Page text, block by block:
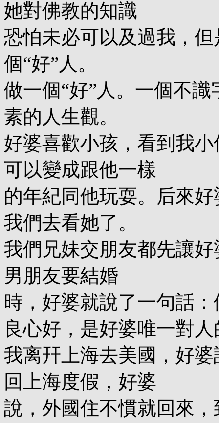
她對佛教的知識
恐怕未必可以及過我，
個“好”人。
做一個“好”人。一個不
素的人生觀。
好婆喜歡小孩，看到我
可以變成跟他一樣
的年紀同他玩耍。后來
我們去看她了。
我們兄妹交朋友都先讓
男朋友要結婚
時，好婆就說了一句話
良心好，是好婆唯一對
我离幵上海去美國，好
回上海度假，好婆
說，外國住不慣就回來